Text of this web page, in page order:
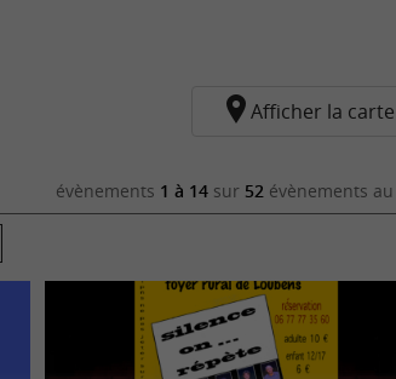
Afficher la carte
évènements 1 à 14 sur 52 évènements